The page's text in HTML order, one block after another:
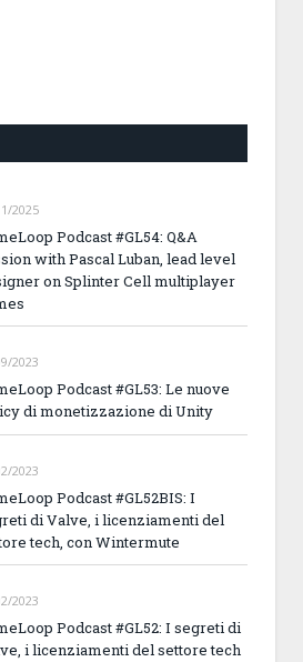
2025
Podcast #GL54: Q&A
with Pascal Luban, lead level
on Splinter Cell multiplayer
2023
Podcast #GL53: Le nuove
di monetizzazione di Unity
2023
Podcast #GL52BIS: I
di Valve, i licenziamenti del
tech, con Wintermute
2023
Podcast #GL52: I segreti di
i licenziamenti del settore tech